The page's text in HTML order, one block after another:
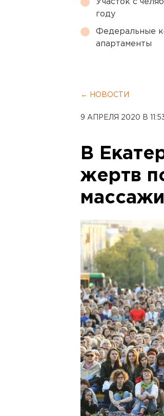
Участок с
году
Федеральные
апартаменты
← НОВОСТИ
9 АПРЕЛЯ 2020 В
В
жертв